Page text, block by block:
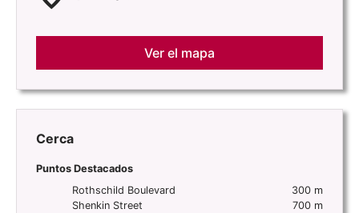
Ver el mapa
Cerca
Puntos Destacados
Rothschild Boulevard
300 m
Shenkin Street
700 m